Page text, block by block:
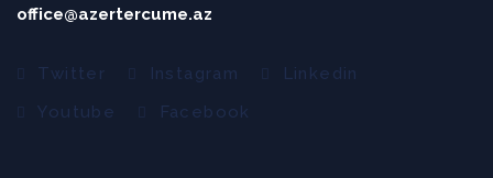
office@azertercume.az
Twitter Instagram
Linkedin
Youtube
Facebook